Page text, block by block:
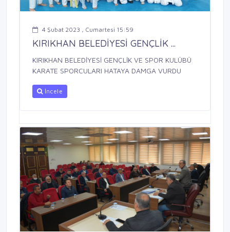
4 Şubat 2023 , Cumartesi 15:59
KIRIKHAN BELEDİYESİ GENÇLİK ...
KIRIKHAN BELEDİYESİ GENÇLİK VE SPOR KULÜBÜ
KARATE SPORCULARI HATAYA DAMGA VURDU
İncele